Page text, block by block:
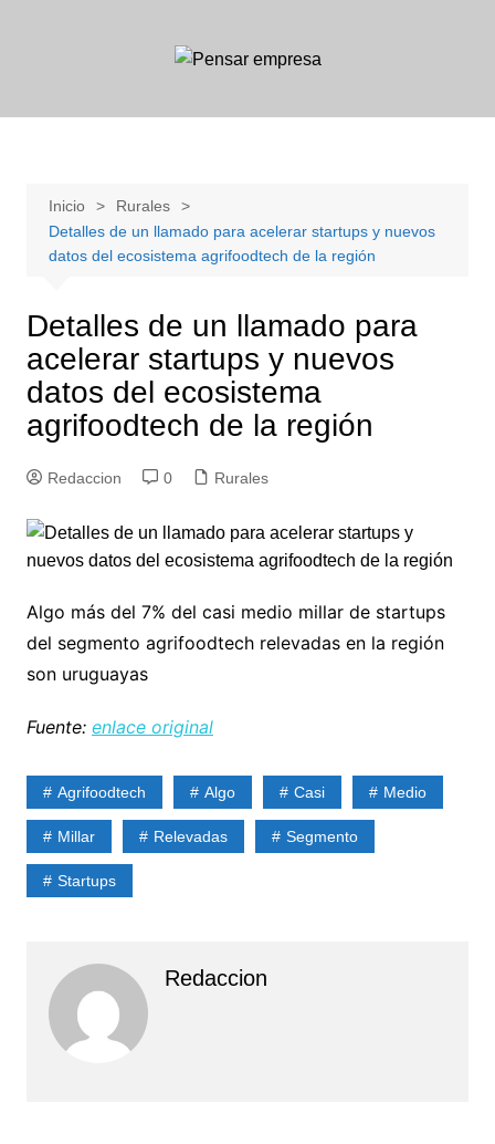
Inicio
Rurales
Detalles de un llamado para acelerar startups y nuevos
datos del ecosistema agrifoodtech de la región
Detalles de un llamado para
acelerar startups y nuevos
datos del ecosistema
agrifoodtech de la región
Redaccion 0 Rurales
Algo más del 7% del casi medio millar de startups
del segmento agrifoodtech relevadas en la región
son uruguayas
Fuente: enlace original
Agrifoodtech Algo Casi Medio
Millar Relevadas Segmento
Startups
Redaccion